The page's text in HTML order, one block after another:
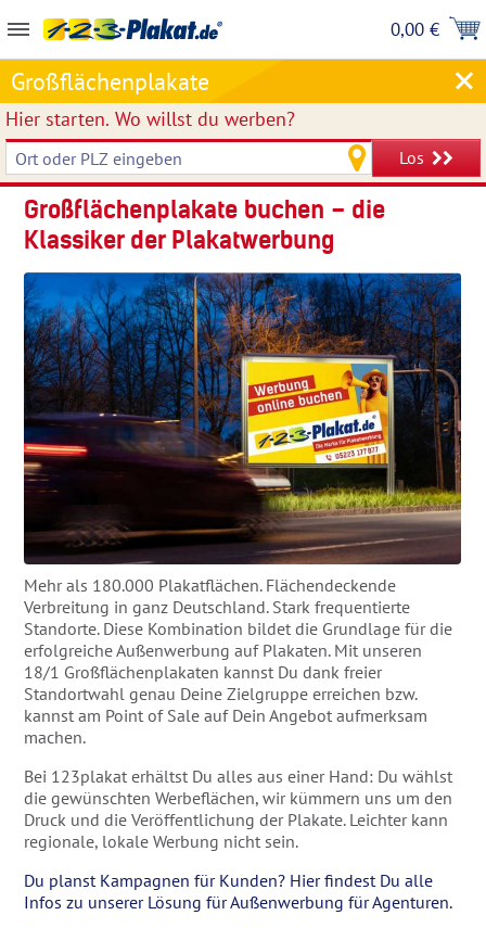
0,00 €
Großflächenplakate
Hier starten. Wo willst du werben?
Los
Großflächenplakate buchen – die
Klassiker der Plakatwerbung
Mehr als 180.000 Plakatflächen. Flächendeckende
Verbreitung in ganz Deutschland. Stark frequentierte
Standorte. Diese Kombination bildet die Grundlage für die
erfolgreiche Außenwerbung auf Plakaten. Mit unseren
18/1 Großflächenplakaten kannst Du dank freier
Standortwahl genau Deine Zielgruppe erreichen bzw.
kannst am Point of Sale auf Dein Angebot aufmerksam
machen.
Bei 123plakat erhältst Du alles aus einer Hand: Du wählst
die gewünschten Werbeflächen, wir kümmern uns um den
Druck und die Veröffentlichung der Plakate. Leichter kann
regionale, lokale Werbung nicht sein.
Du planst Kampagnen für Kunden? Hier findest Du alle
Infos zu unserer Lösung für Außenwerbung für Agenturen.